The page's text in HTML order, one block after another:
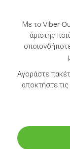
Με το Viber
άριστης
Αγοράστε
αποκτήστε